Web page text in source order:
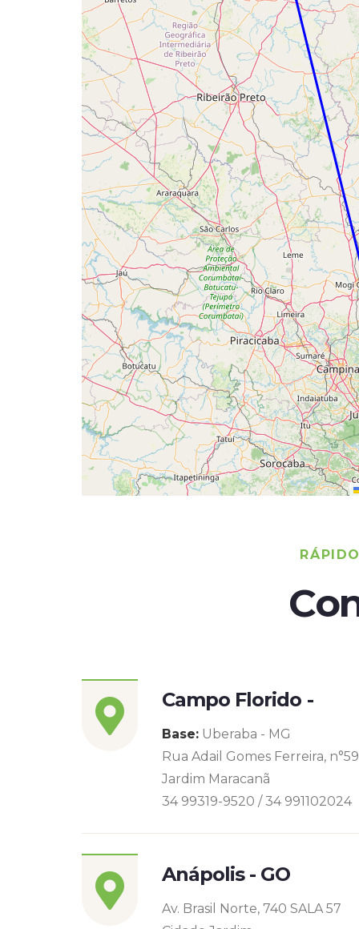
Campo Florido -
Base: Uberaba - MG
Rua Adail Gomes Ferreira,
Jardim Maracanã
34 99319-9520 / 34 991102024
Anápolis - GO
Av. Brasil Norte, 740 SALA 57